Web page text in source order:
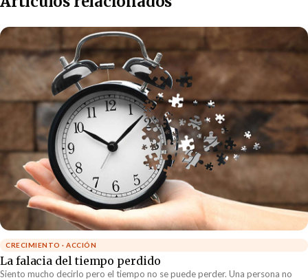
CRECIMIENTO · ACCIÓN
La falacia del tiempo perdido
Siento mucho decirlo pero el tiempo no se puede perder. Una persona no